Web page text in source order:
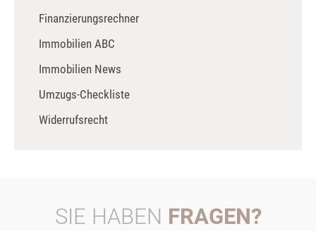
Finanzierungsrechner
Immobilien ABC
Immobilien News
Umzugs-Checkliste
Widerrufsrecht
SIE HABEN FRAGEN?